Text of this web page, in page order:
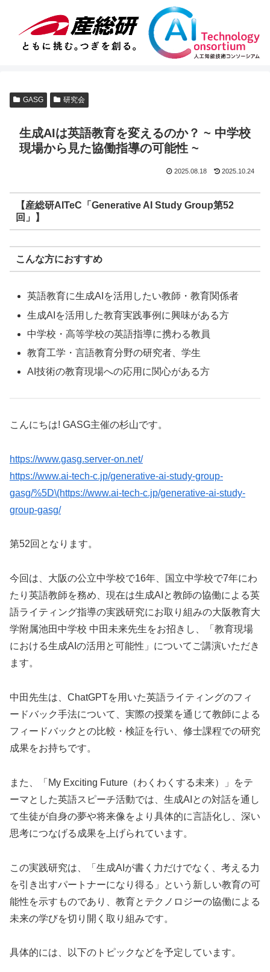
GASG 研究会
生成AIは英語教育を変えるのか？ ~ 中学校
現場から見た協働指導の可能性 ~
2025.08.18 2025.10.24
【産総研AITeC「Generative AI Study Group第52
回」】
こんな方におすすめ
英語教育に生成AIを活用したい教師・教育関係者
生成AIを活用した教育実践事例に興味がある方
中学校・高等学校の英語指導に携わる教員
教育工学・言語教育分野の研究者、学生
AI技術の教育現場への応用に関心がある方
こんにちは! GASG主催の杉山です。
https://www.gasg.server-on.net/
https://www.ai-tech-c.jp/generative-ai-study-group-
gasg/%5D\(https://www.ai-tech-c.jp/generative-ai-study-
group-gasg/
第52回となります。
今回は、大阪の公立中学校で16年、国立中学校で7年にわ
たり英語教師を務め、現在は生成AIと教師の協働による英
語ライティング指導の実践研究にお取り組みの大阪教育大
学附属池田中学校 中田未来先生をお招きし、「教育現場
における生成AIの活用と可能性」についてご講演いただき
ます。
中田先生は、ChatGPTを用いた英語ライティングのフィ
ードバック手法について、実際の授業を通じて教師による
フィードバックとの比較・検証を行い、修士課程での研究
成果をお持ちです。
また、「My Exciting Future（わくわくする未来）」をテ
ーマとした英語スピーチ活動では、生成AIとの対話を通し
て生徒が自身の夢や将来像をより具体的に言語化し、深い
思考につなげる成果を上げられています。
この実践研究は、「生成AIが書く力だけでなく、考える力
を引き出すパートナーになり得る」という新しい教育の可
能性を示すものであり、教育とテクノロジーの協働による
未来の学びを切り開く取り組みです。
具体的には、以下のトピックなどを予定しています。